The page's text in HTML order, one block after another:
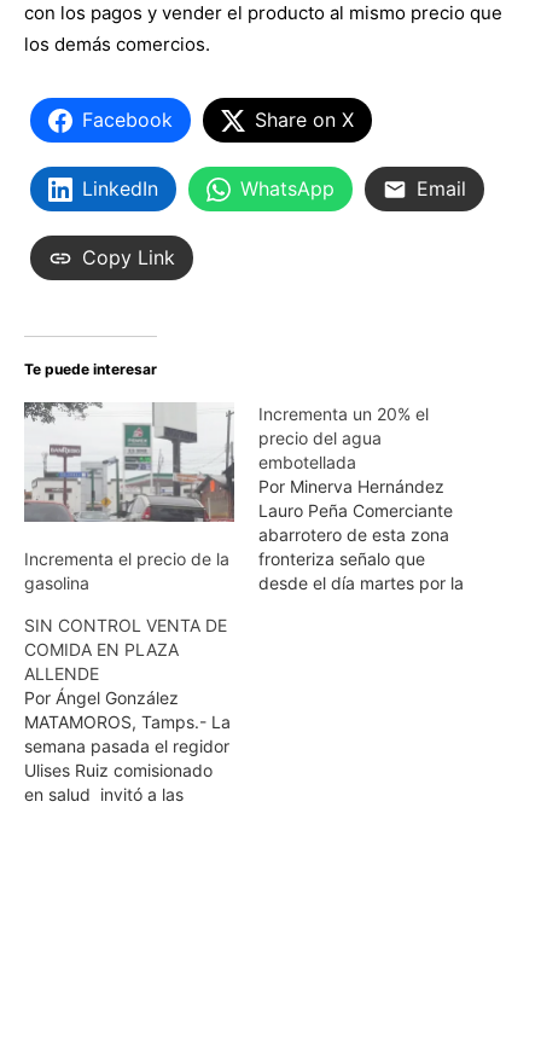
con los pagos y vender el producto al mismo precio que
los demás comercios.
Facebook Share on X
LinkedIn WhatsApp Email
Copy Link
Te puede interesar
Incrementa el precio de la
gasolina
Incrementa un 20% el
precio del agua
embotellada
Por Minerva Hernández
Lauro Peña Comerciante
abarrotero de esta zona
fronteriza señalo que
desde el día martes por la
SIN CONTROL VENTA DE
COMIDA EN PLAZA
ALLENDE
Por Ángel González
MATAMOROS, Tamps.- La
semana pasada el regidor
Ulises Ruiz comisionado
en salud invitó a las